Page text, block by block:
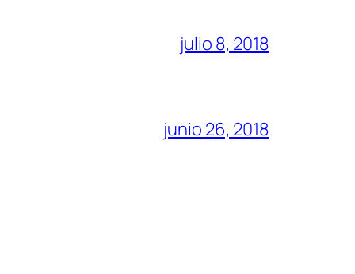
julio 8, 2018
junio 26, 2018